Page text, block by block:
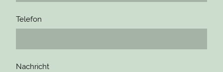
Telefon
Nachricht